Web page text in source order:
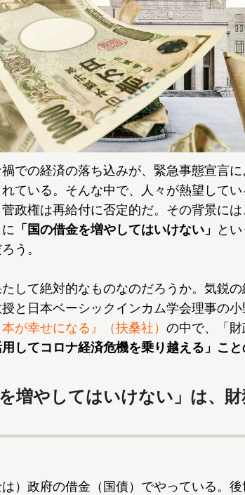
での経済の落ち込みが、緊急事態宣言
ている。そんな中で、人々が熱望して
政権は再給付に否定的だ。その背景に
「国の借金を増やしてはいけない」
と
う。
して絶対的なものなのだろうか。気鋭
と日本ベーシックインカム学会理事の
が幸せになる』（扶桑社） の中で、「
用してコロナ経済危機を乗り越える」こ
を増やしてはいけない」は、
は）政府の借金（国債）でやっている。